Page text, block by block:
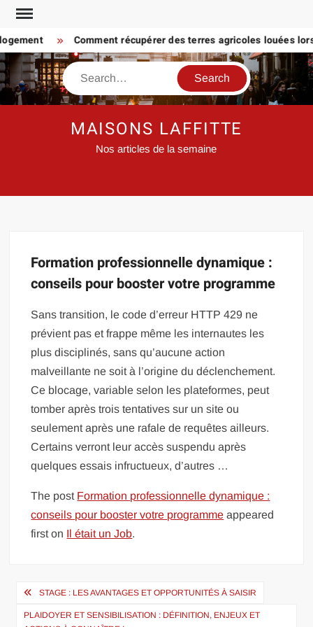
Skip
content
Comment récupérer des terres agricoles louées
Search
MAISONS LAFFITTE
Nos articles de la semaine
Formation professionnelle dynamique :
conseils pour booster votre programme
Sans transition, le code d’erreur HTTP 429 ne
prévient pas et frappe même les internautes les
plus disciplinés, sans qu’aucune action
malveillante ne soit à l’origine du déclenchement.
Ce blocage, variable selon les plateformes, peut
tomber après trois tentatives sur un site ou
seulement après une rafale de requêtes ailleurs.
Certains verront leur accès suspendu après
quelques essais infructueux, d’autres …
The post Formation professionnelle dynamique :
conseils pour booster votre programme appeared
first on Il était un Job.
Navigation
de
STAGE : LES AVANTAGES ET OPPORTUNITÉS À SAISIR
PLAIDOYER ET SENSIBILISATION : DÉFINITION, ENJEUX ET